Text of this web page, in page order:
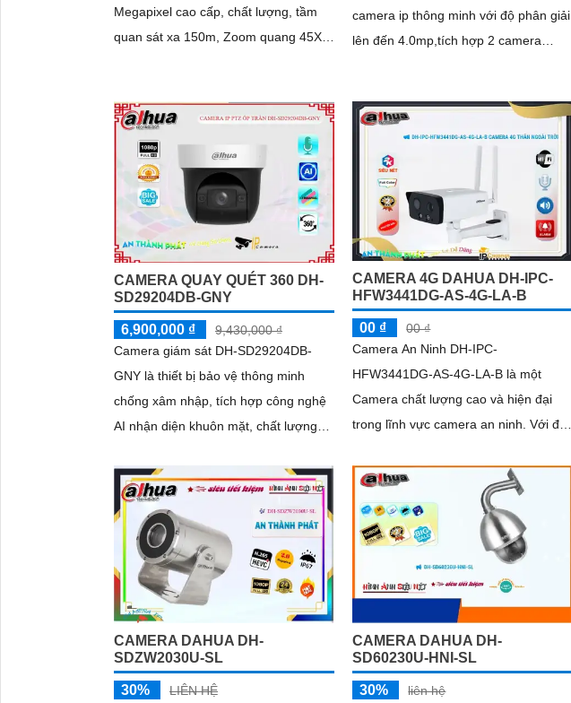
Megapixel cao cấp, chất lượng, tầm
quan sát xa 150m, Zoom quang 45X,
hình trong điều kiện thiếu ánh sáng
camera ip thông minh với độ phân giải
lên đến 4.0mp,tích hợp 2 camera
CAMERA QUAY QUÉT 360 DH-
SD29204DB-GNY
6,900,000 ₫
9,430,000 ₫
Camera giám sát DH-SD29204DB-
GNY là thiết bị bảo vệ thông minh
chống xâm nhập, tích hợp công nghệ
AI nhận diện khuôn mặt, chất lượng
1080P
CAMERA 4G DAHUA DH-IPC-
HFW3441DG-AS-4G-LA-B
00 ₫
00 ₫
Camera An Ninh DH-IPC-
HFW3441DG-AS-4G-LA-B là một
Camera chất lượng cao và hiện đại
trong lĩnh vực camera an ninh. Với độ
người dùng giám sát và ghi lại hình
ảnh rõ nét với các chi tiết tinh tế
CAMERA DAHUA DH-
SDZW2030U-SL
30%
LIÊN HỆ
CAMERA DAHUA DH-
SD60230U-HNI-SL
30%
liên hệ